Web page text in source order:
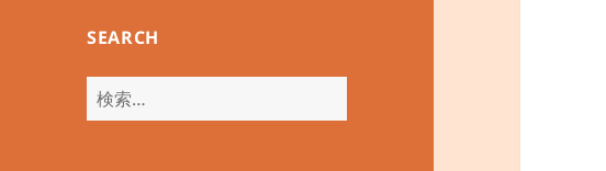
SEARCH
検
索: